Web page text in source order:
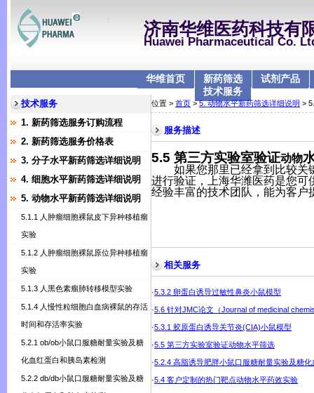
济南华维医药科技有
Huawei Pharmaceutical Co.
华维首页
新药筛选
技术服务
试剂产品
技术服务
1. 新药筛选服务订购流程
2. 新药筛选服务价格表
3. 分子水平新药筛选详细说明
4. 细胞水平新药筛选详细说明
5. 动物水平新药筛选详细说明
5.1.1 人肿瘤细胞裸鼠皮下异种移植瘤
实验
5.1.2 人肿瘤细胞裸鼠原位异种移植瘤
实验
5.1.3 人黑色素瘤肺转移模型实验
5.1.4 人慢性粒细胞白血病裸鼠的存活
时间和存活率实验
5.2.1 ob/ob小鼠口服糖耐量实验及糖
化血红蛋白和胰岛素检测
5.2.2 db/db小鼠口服糖耐量实验及糖
位置 > 首页 >5. 动物水平新药筛选详细说明 >
服务描述
5.5 第三方实验室验证动物
如果您那里已经拿到比较关
进行验证，上海华潍医药是您可
经验丰富的技术团队，能为客户
相关服务
·5.3.2 卵蛋白诱导过敏性鼻炎小鼠模型
·5.6 针对JMC论文（Journal of medicinal
·5.3.1 胶原蛋白诱导关节炎(CIA)小鼠模型
·5.5 第三方实验室验证动物水平筛选
·5.2.4 高脂诱导肥胖小鼠口服糖耐量实验及糖
·5.4 客户定制的热门靶点动物水平药效实验